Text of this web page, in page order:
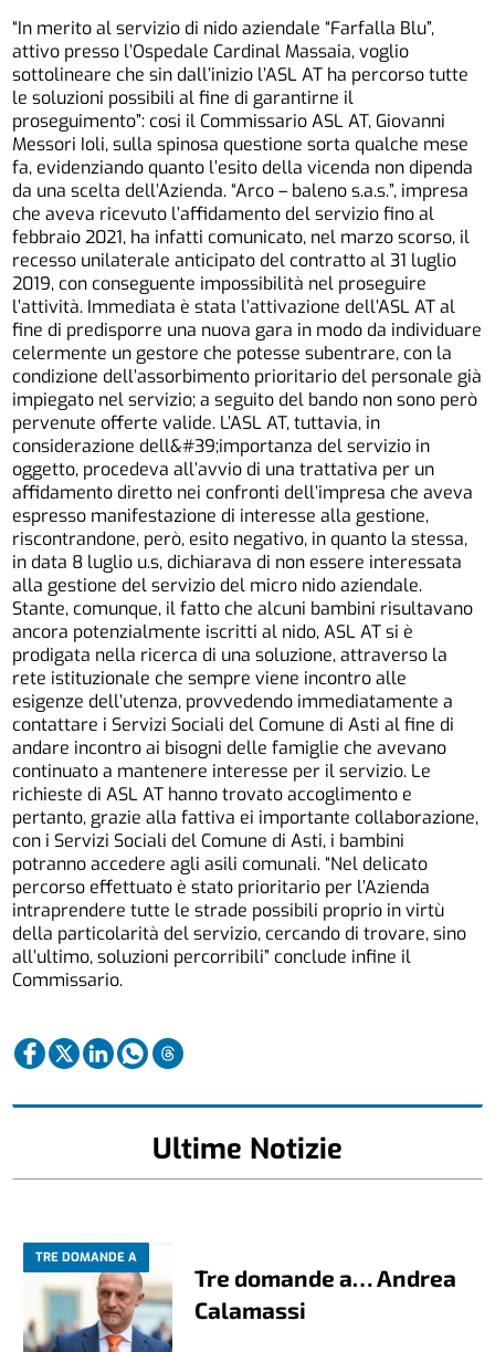
“In merito al servizio di nido aziendale “Farfalla Blu”,
attivo presso l’Ospedale Cardinal Massaia, voglio
sottolineare che sin dall’inizio l’ASL AT ha percorso tutte
le soluzioni possibili al fine di garantirne il
proseguimento”: cosi il Commissario ASL AT, Giovanni
Messori Ioli, sulla spinosa questione sorta qualche mese
fa, evidenziando quanto l’esito della vicenda non dipenda
da una scelta dell’Azienda. “Arco – baleno s.a.s.”, impresa
che aveva ricevuto l’affidamento del servizio fino al
febbraio 2021, ha infatti comunicato, nel marzo scorso, il
recesso unilaterale anticipato del contratto al 31 luglio
2019, con conseguente impossibilità nel proseguire
l’attività. Immediata è stata l’attivazione dell’ASL AT al
fine di predisporre una nuova gara in modo da individuare
celermente un gestore che potesse subentrare, con la
condizione dell’assorbimento prioritario del personale già
impiegato nel servizio; a seguito del bando non sono però
pervenute offerte valide. L’ASL AT, tuttavia, in
considerazione dell&#39;importanza del servizio in
oggetto, procedeva all’avvio di una trattativa per un
affidamento diretto nei confronti dell’impresa che aveva
espresso manifestazione di interesse alla gestione,
riscontrandone, però, esito negativo, in quanto la stessa,
in data 8 luglio u.s, dichiarava di non essere interessata
alla gestione del servizio del micro nido aziendale.
Stante, comunque, il fatto che alcuni bambini risultavano
ancora potenzialmente iscritti al nido, ASL AT si è
prodigata nella ricerca di una soluzione, attraverso la
rete istituzionale che sempre viene incontro alle
esigenze dell’utenza, provvedendo immediatamente a
contattare i Servizi Sociali del Comune di Asti al fine di
andare incontro ai bisogni delle famiglie che avevano
continuato a mantenere interesse per il servizio. Le
richieste di ASL AT hanno trovato accoglimento e
pertanto, grazie alla fattiva ei importante collaborazione,
con i Servizi Sociali del Comune di Asti, i bambini
potranno accedere agli asili comunali. “Nel delicato
percorso effettuato è stato prioritario per l’Azienda
intraprendere tutte le strade possibili proprio in virtù
della particolarità del servizio, cercando di trovare, sino
all’ultimo, soluzioni percorribili” conclude infine il
Commissario.
Ultime Notizie
TRE DOMANDE A
Tre domande a… Andrea
Calamassi